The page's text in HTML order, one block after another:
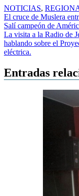
NOTICIAS,
Navegación
de
entradas
El cruce de Muslera
Salí campeón de
La visita a la Radio de
hablando sobre el
eléctrica.
Entradas